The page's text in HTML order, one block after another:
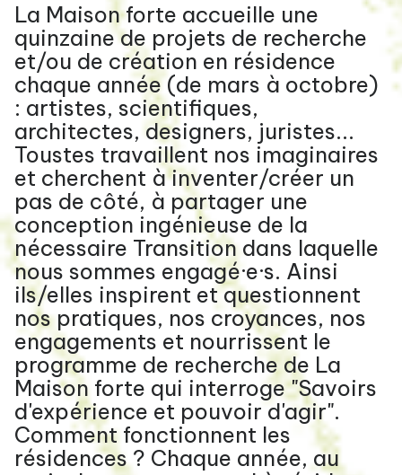
La Maison forte accueille une
quinzaine de projets de recherche
et/ou de création en résidence
chaque année (de mars à octobre)
: artistes, scientifiques,
architectes, designers, juristes...
Toustes travaillent nos imaginaires
et cherchent à inventer/créer un
pas de côté, à partager une
conception ingénieuse de la
nécessaire Transition dans laquelle
nous sommes engagé·e·s. Ainsi
ils/elles inspirent et questionnent
nos pratiques, nos croyances, nos
engagements et nourrissent le
programme de recherche de La
Maison forte qui interroge "Savoirs
d'expérience et pouvoir d'agir".
Comment fonctionnent les
résidences ? Chaque année, au